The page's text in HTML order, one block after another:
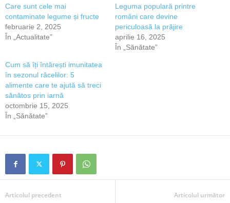
Care sunt cele mai
contaminate legume și fructe
februarie 2, 2025
În „Actualitate”
Leguma populară printre
români care devine
periculoasă la prăjire
aprilie 16, 2025
În „Sănătate”
Cum să îți întărești imunitatea
în sezonul răcelilor: 5
alimente care te ajută să treci
sănătos prin iarnă
octombrie 15, 2025
În „Sănătate”
Articolul precedent Articolul următor